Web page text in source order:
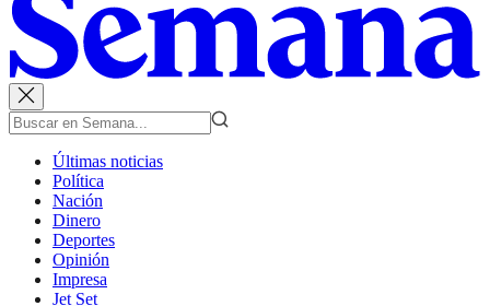
Últimas noticias
Política
Nación
Dinero
Deportes
Opinión
Impresa
Jet Set